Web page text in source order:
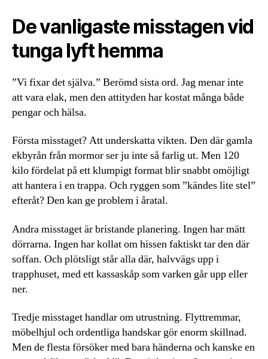
De vanligaste misstagen vid
tunga lyft hemma
”Vi fixar det själva.” Berömd sista ord. Jag menar inte
att vara elak, men den attityden har kostat många både
pengar och hälsa.
Första misstaget? Att underskatta vikten. Den där gamla
ekbyrån från mormor ser ju inte så farlig ut. Men 120
kilo fördelat på ett klumpigt format blir snabbt omöjligt
att hantera i en trappa. Och ryggen som ”kändes lite stel”
efteråt? Den kan ge problem i åratal.
Andra misstaget är bristande planering. Ingen har mätt
dörrarna. Ingen har kollat om hissen faktiskt tar den där
soffan. Och plötsligt står alla där, halvvägs upp i
trapphuset, med ett kassaskåp som varken går upp eller
ner.
Tredje misstaget handlar om utrustning. Flyttremmar,
möbelhjul och ordentliga handskar gör enorm skillnad.
Men de flesta försöker med bara händerna och kanske en